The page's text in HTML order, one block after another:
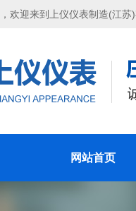
欢迎来到上仪仪表制造(江苏
网站首页